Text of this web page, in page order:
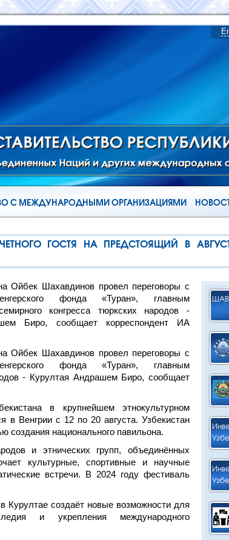
С МЕЖДУНАРОДНЫМИ ОРГАНИЗАЦИЯМИ
ГОСТЯ НА ПРЕДСТОЯЩИЙ В
Ойбек Шахавдинов провел переговоры с
фонда «Туран», главным
конгресса тюркских народов -
Биро, сообщает корреспондент ИА
Ойбек Шахавдинов провел переговоры с
фонда «Туран», главным
- Курултая Андрашем Биро, сообщает
в крупнейшем этнокультурном
в Венгрии с 12 по 20 августа. Узбекистан
создания национального павильона.
и этнических групп, объединённых
культурные, спортивные и научные
встречи. В 2024 году фестиваль
Курултае создаёт новые возможности для
и укрепления международного